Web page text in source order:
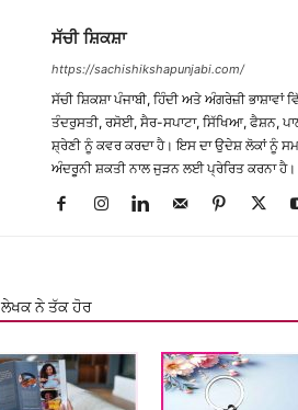
ਸੱਚੀ ਸ਼ਿਕਸ਼ਾ
https://sachishikshapunjabi.com/
ਸੱਚੀ ਸ਼ਿਕਸ਼ਾ ਪੰਜਾਬੀ, ਹਿੰਦੀ ਅਤੇ ਅੰਗਰੇਜ਼ੀ
ਤੰਦਰੁਸਤੀ, ਰਸੋਈ, ਸੈਰ-ਸਪਾਟਾ, ਸਿੱਖਿਆ, ਫੈਸ਼ਨ,
ਸ਼੍ਰੇਣੀ ਨੂੰ ਕਵਰ ਕਰਦਾ ਹੈ। ਇਸ ਦਾ ਉਦੇਸ਼ ਲੋਕਾਂ ਨੂੰ
ਅੰਦਰੂਨੀ ਸ਼ਕਤੀ ਨਾਲ ਜੁੜਨ ਲਈ ਪ੍ਰੇਰਿਤ ਕਰਨਾ ਹੈ।
ਲੇਖਕ ਨੇ ਤੱਕ ਹੋਰ